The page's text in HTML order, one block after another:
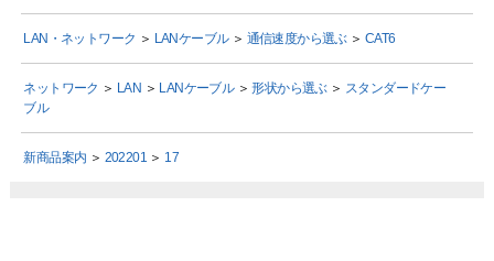
LAN・ネットワーク ＞ LANケーブル＞ 通信速度から選ぶ＞ CAT6
ネットワーク ＞ LAN ＞ LANケーブル＞形状から選ぶ＞ スタンダードケー
ブル
新商品案内 ＞ 202201＞ 17